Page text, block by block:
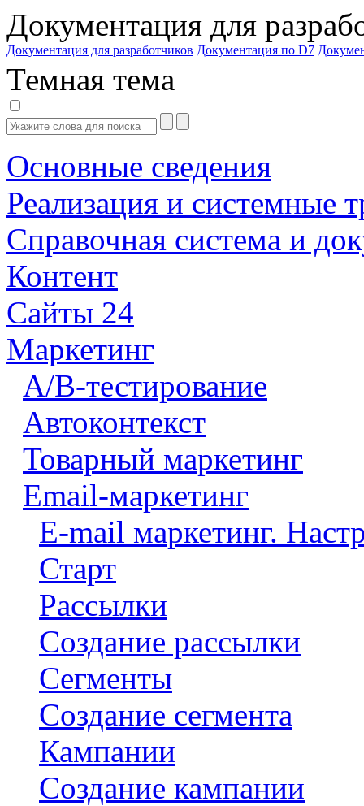
Документация для
Документация для разработчиков Документация по D7
Темная тема
Основные сведения
Реализация и системные
Справочная система и
Контент
Сайты 24
Маркетинг
A/B-тестирование
Автоконтекст
Товарный маркетинг
Email-маркетинг
E-mail маркетинг.
Старт
Рассылки
Создание рассылки
Сегменты
Создание сегмента
Кампании
Создание кампании